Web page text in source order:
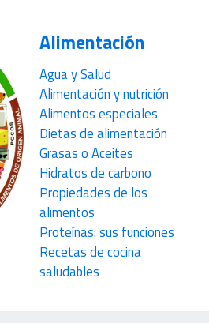
Alimentación
Agua y Salud
Alimentación y nutrición
Alimentos especiales
Dietas de alimentación
Grasas o Aceites
Hidratos de carbono
Propiedades de los
alimentos
Proteínas: sus funciones
Recetas de cocina
saludables